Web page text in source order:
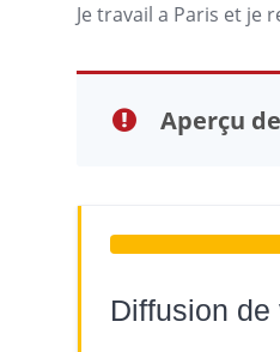
Je travail a Paris et je
Aperçu
Diffusion